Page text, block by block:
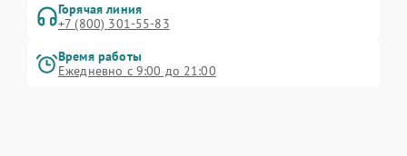
Горячая линия
+7 (800) 301-55-83
Время работы
Ежедневно с 9:00 до 21:00